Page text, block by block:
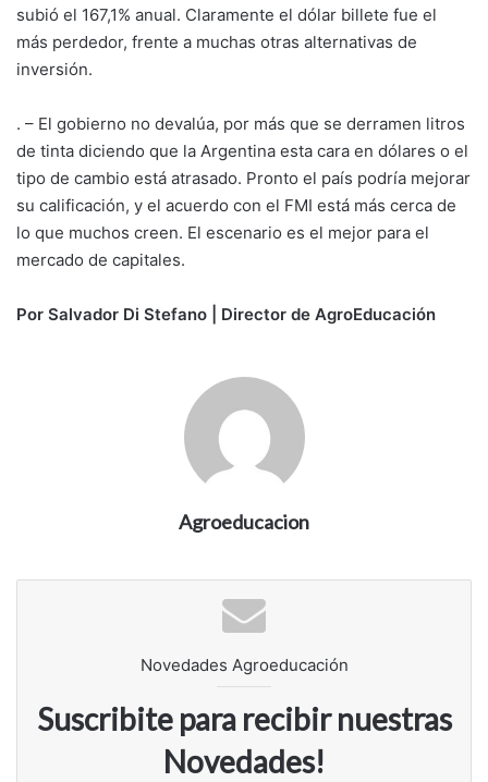
subió el 167,1% anual. Claramente el dólar billete fue el
más perdedor, frente a muchas otras alternativas de
inversión.
. – El gobierno no devalúa, por más que se derramen litros
de tinta diciendo que la Argentina esta cara en dólares o el
tipo de cambio está atrasado. Pronto el país podría mejorar
su calificación, y el acuerdo con el FMI está más cerca de
lo que muchos creen. El escenario es el mejor para el
mercado de capitales.
Por Salvador Di Stefano | Director de AgroEducación
Agroeducacion
Novedades Agroeducación
Suscribite para recibir nuestras
Novedades!